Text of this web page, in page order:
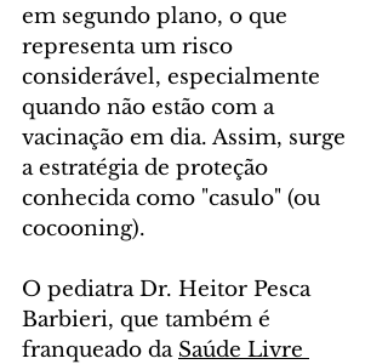
em segundo plano, o que
representa um risco
considerável, especialmente
quando não estão com a
vacinação em dia. Assim, surge
a estratégia de proteção
conhecida como "casulo" (ou
cocooning).
O pediatra Dr. Heitor Pesca
Barbieri, que também é
franqueado da Saúde Livre